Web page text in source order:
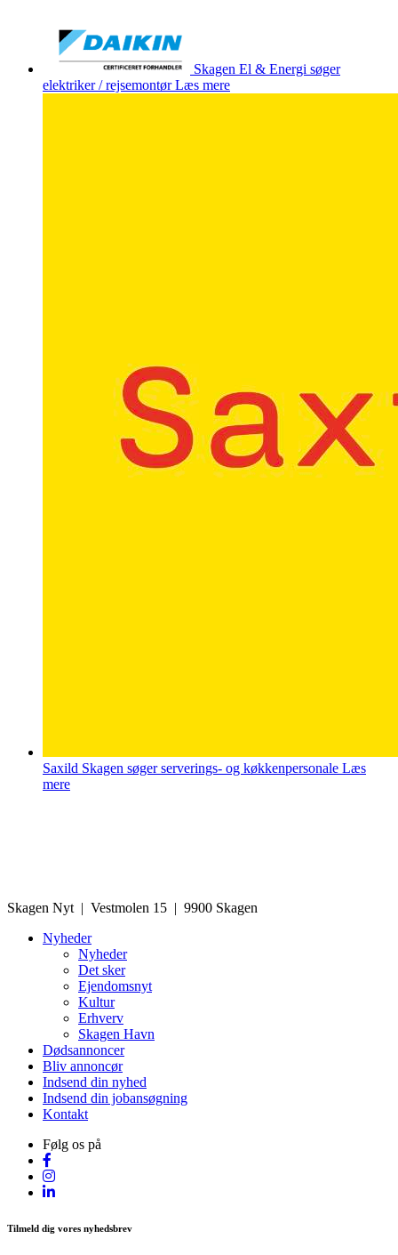
Skagen El & Energi søger
elektriker / rejsemontør Læs mere
Saxild Skagen søger serverings- og køkkenpersonale Læs
mere
Skagen Nyt | Vestmolen 15 | 9900 Skagen
Nyheder
Nyheder
Det sker
Ejendomsnyt
Kultur
Erhverv
Skagen Havn
Dødsannoncer
Bliv annoncør
Indsend din nyhed
Indsend din jobansøgning
Kontakt
Følg os på
Tilmeld dig vores nyhedsbrev